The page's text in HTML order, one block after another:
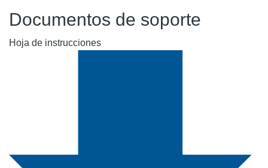
Documentos de soporte
Hoja de instrucciones